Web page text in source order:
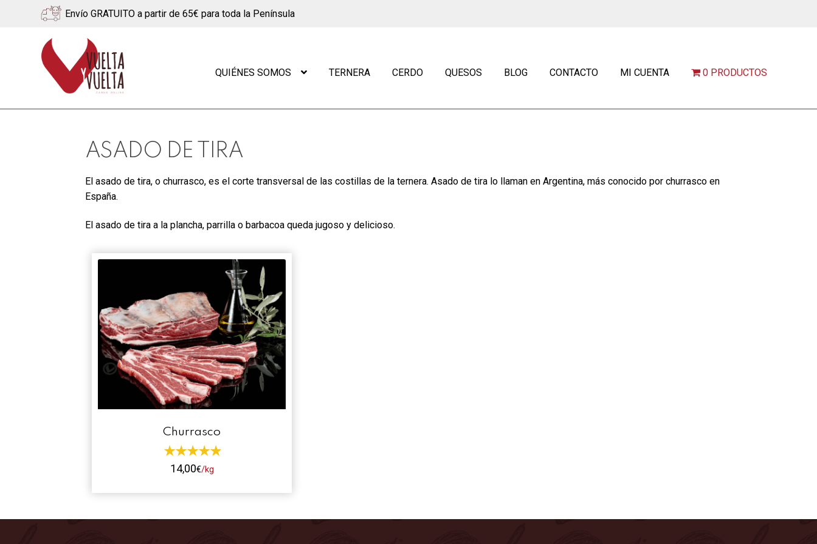
Envío GRATUITO a partir de 65€ para toda la Península
Ir
a
navegación
Ir
al
contenido
QUIÉNES SOMOS TERNERA CERDO QUESOS BLOG CONTACTO MI CUENTA 0 PRODUCTOS
ASADO DE TIRA
El asado de tira, o churrasco, es el corte transversal de las costillas de la ternera. Asado de tira lo llaman en Argentina, más conocido por churrasco en
España.
El asado de tira a la plancha, parrilla o barbacoa queda jugoso y delicioso.
Churrasco
14,00€/kg
Este
tiene